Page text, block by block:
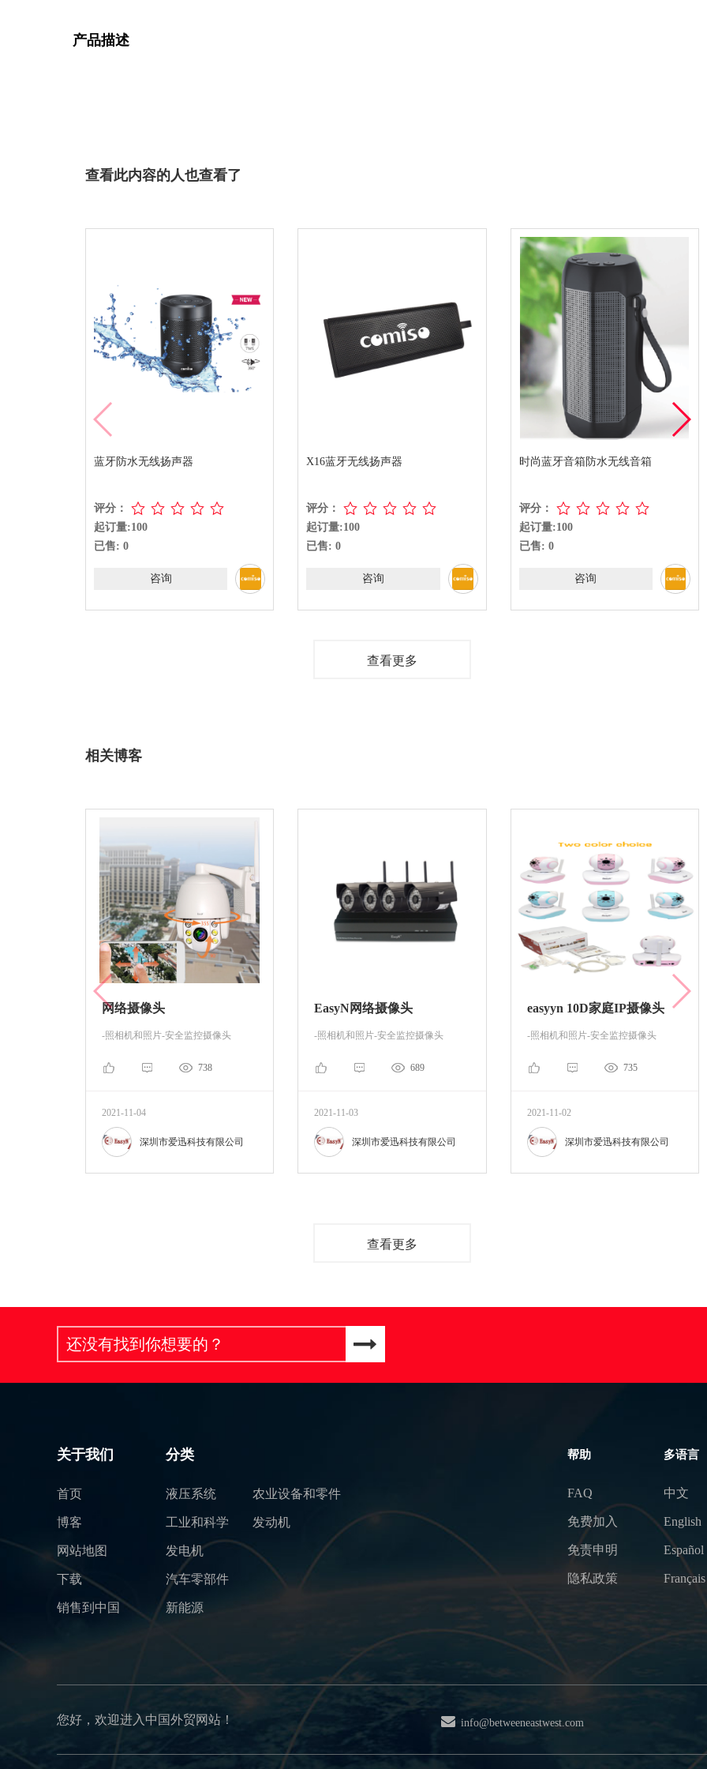
产品描述
查看此内容的人也查看了
X16蓝牙无线扬声器
评分：
起订量:100
时尚蓝牙音箱防水无线音箱
评分：
起订量:100
ABS无线扬声器蓝牙扬声器
评分：
起订量:100
查看更多
相关博客
网络摄像头
-照相机和照片-安全监控摄像头
738
2021-11-04
深圳市爱迅科技有限公司
EasyN网络摄像头
-照相机和照片-安全监控摄像头
689
2021-11-03
深圳市爱迅科技有限公司
easyyn 10D家庭IP摄像头
-照相机和照片-安全监控摄像头
735
2021-11-02
深圳市爱迅科技有限公司
查看更多
关于我们
首页
博客
网站地图
下载
销售到中国
分类
液压系统
工业和科学
发电机
汽车零部件
新能源
农业设备和零件
发动机
帮助
FAQ
免费加入
免责申明
隐私政策
多语言
中文
English
Español
Français
您好，欢迎进入中国外贸网站！ info@betweeneastwest.com